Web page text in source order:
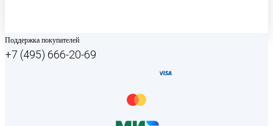
Поддержка покупателей
+7 (495) 666-20-69